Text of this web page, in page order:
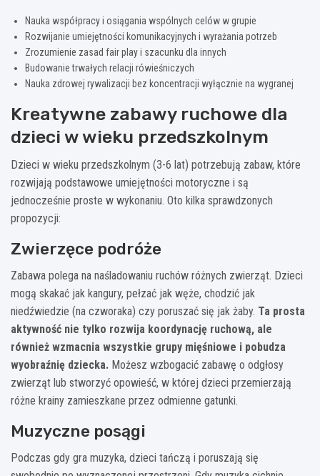
Nauka współpracy i osiągania wspólnych celów w grupie
Rozwijanie umiejętności komunikacyjnych i wyrażania potrzeb
Zrozumienie zasad fair play i szacunku dla innych
Budowanie trwałych relacji rówieśniczych
Nauka zdrowej rywalizacji bez koncentracji wyłącznie na wygranej
Kreatywne zabawy ruchowe dla
dzieci w wieku przedszkolnym
Dzieci w wieku przedszkolnym (3-6 lat) potrzebują zabaw, które
rozwijają podstawowe umiejętności motoryczne i są
jednocześnie proste w wykonaniu. Oto kilka sprawdzonych
propozycji:
Zwierzęce podróże
Zabawa polega na naśladowaniu ruchów różnych zwierząt. Dzieci
mogą skakać jak kangury, pełzać jak węże, chodzić jak
niedźwiedzie (na czworaka) czy poruszać się jak żaby. Ta prosta
aktywność nie tylko rozwija koordynację ruchową, ale
również wzmacnia wszystkie grupy mięśniowe i pobudza
wyobraźnię dziecka. Możesz wzbogacić zabawę o odgłosy
zwierząt lub stworzyć opowieść, w której dzieci przemierzają
różne krainy zamieszkane przez odmienne gatunki.
Muzyczne posągi
Podczas gdy gra muzyka, dzieci tańczą i poruszają się